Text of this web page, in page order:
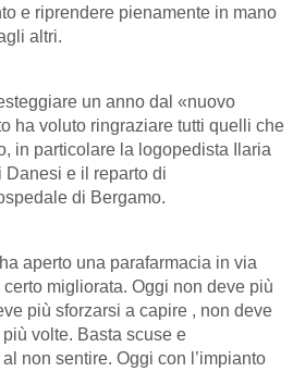
e riprendere pienamente in mano
altri.
un anno dal «nuovo
ha voluto ringraziare tutti quelli che
in particolare la logopedista Ilaria
Danesi e il reparto di
di Bergamo.
aperto una parafarmacia in via
migliorata. Oggi non deve più
più sforzarsi a capire , non deve
volte. Basta scuse e
non sentire. Oggi con l’impianto